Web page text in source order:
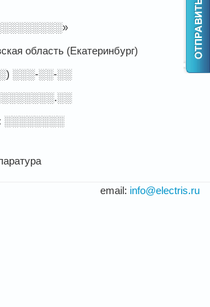
область (Екатеринбург)
░░░-░░-░░
░░░░░░░░
email: info@electris.ru